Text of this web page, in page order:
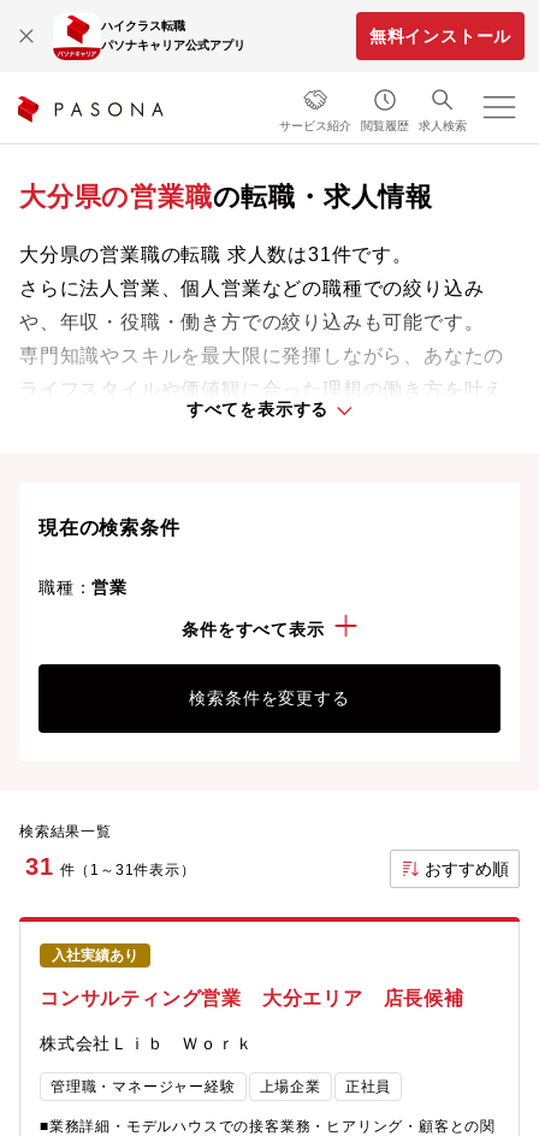
ハイクラス転職
パソナキャリア公式アプリ
無料インストール
サービス紹介 閲覧履歴 求人検索
大分県の営業職の転職・求人情報
大分県の営業職の転職 求人数は31件です。
さらに法人営業、個人営業などの職種での絞り込み
や、年収・役職・働き方での絞り込みも可能です。
専門知識やスキルを最大限に発揮しながら、あなたの
ライフスタイルや価値観に合った理想の働き方を叶え
ましょう。想定年収が高い順に検索結果を並べ替える
すべてを表示する
現在の検索条件
職種：営業
条件をすべて表示
検索条件を変更する
検索結果一覧
31 件（1～31件表示） おすすめ順
入社実績あり
コンサルティング営業 大分エリア 店長候補
株式会社Ｌｉｂ Ｗｏｒｋ
管理職・マネージャー経験 上場企業 正社員
■業務詳細・モデルハウスでの接客業務・ヒアリング・顧客との関